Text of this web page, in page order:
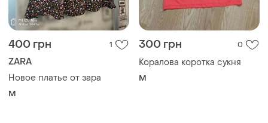
400 грн 1
ZARA
Новое платье от зара
M
300 грн 0
Коралова коротка сукня
M